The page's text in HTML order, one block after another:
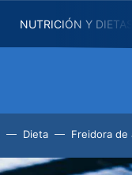
NUTRICIÓN Y
Dieta Freidora de